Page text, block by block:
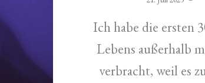
Ich habe die ersten
Lebens außerhalb
verbracht, weil es